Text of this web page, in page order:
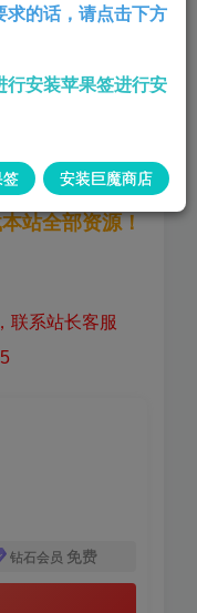
站全部资源！
联系站长客服
钻石会员 免费
求的话，请点击下方
行安装苹果签进行安
签 安装巨魔商店